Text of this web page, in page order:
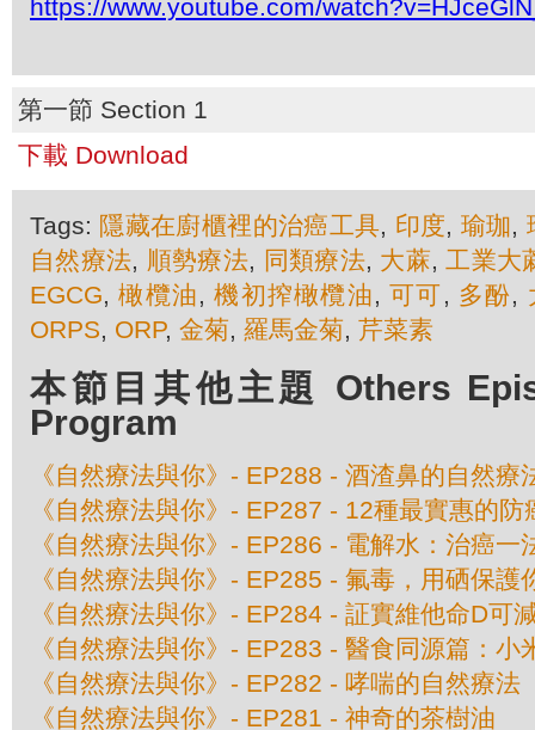
https://www.youtube.com/
第一節 Section 1
下載 Download
Tags: 隱藏在廚櫃裡的治癌工具, 印度, 瑜珈,
自然療法, 順勢療法, 同類療法, 大蔴,工業大
EGCG,橄欖油,機初搾橄欖油,可可, 多酚,
ORPS, ORP, 金菊, 羅馬金菊, 芹菜素
本節目其他主題 Others
Program
《自然療法與你》- EP288 - 酒渣鼻的自然療
《自然療法與你》- EP287 - 12種最實惠的防
《自然療法與你》- EP286 - 電解水：治癌一
《自然療法與你》- EP285 - 氟毒，用硒保護
《自然療法與你》- EP284 - 証實維他命D可
《自然療法與你》- EP283 - 醫食同源篇：小
《自然療法與你》- EP282 - 哮喘的自然療法
《自然療法與你》- EP281 - 神奇的茶樹油